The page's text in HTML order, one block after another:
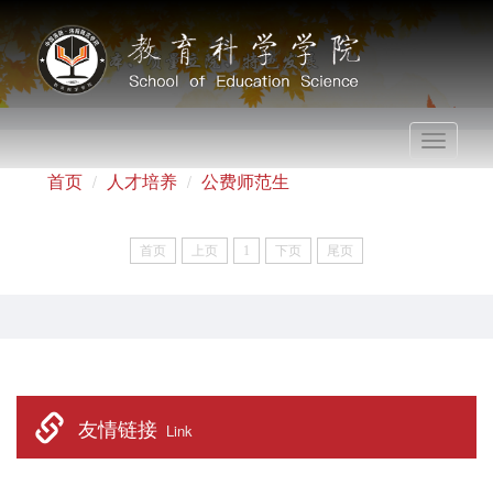
Toggle
首页 人才培养 公费师范生
首页 上页 1 下页 尾页
友情链接 Link